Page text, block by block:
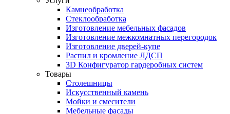
Камнеобработка
Стеклообработка
Изготовление мебельных фасадов
Изготовление межкомнатных перегородок
Изготовление дверей-купе
Распил и кромление ЛДСП
3D Конфигуратор гардеробных систем
Товары
Столешницы
Искусственный камень
Мойки и смесители
Мебельные фасады